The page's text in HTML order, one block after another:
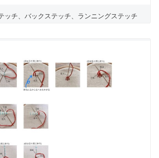
ッチ、バックステッチ、ランニングステッチ